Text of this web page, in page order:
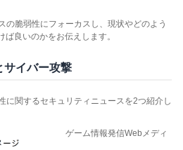
の脆弱性にフォーカスし、現状やどのよう
良いのかをお伝えします。
サイバー攻撃
に関するセキュリティニュースを2つ紹介し
ゲーム情報発信Webメディ